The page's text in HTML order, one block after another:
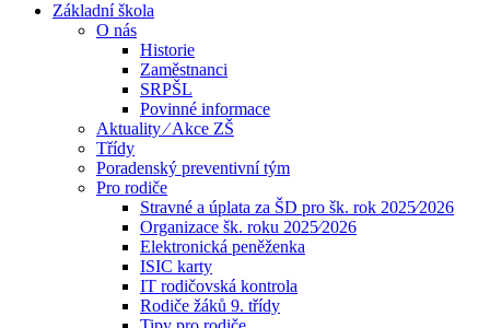
Základní škola
O nás
Historie
Zaměstnanci
SRPŠL
Povinné informace
Aktuality ⁄ Akce ZŠ
Třídy
Poradenský preventivní tým
Pro rodiče
Stravné a úplata za ŠD pro šk. rok 2025⁄2026
Organizace šk. roku 2025⁄2026
Elektronická peněženka
ISIC karty
IT rodičovská kontrola
Rodiče žáků 9. třídy